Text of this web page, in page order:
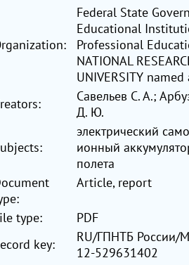
Federal State
Educational
Professional
NATIONAL
UNIVERSITY named
Савельев С. А.;
Д. Ю.
электрический
ионный
полета
Article, report
type:
PDF
key:
RU/ГПНТБ России/
12-529631402